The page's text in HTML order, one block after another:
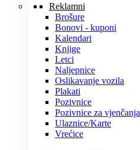
Reklamni
Brošure
Bonovi - kuponi
Kalendari
Knjige
Letci
Naljepnice
Oslikavanje vozila
Plakati
Pozivnice
Pozivnice za vjenčanja
Ulaznice/Karte
Vrećice